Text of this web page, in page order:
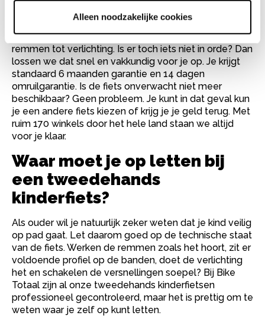
Alleen noodzakelijke cookies
Bij Bike Totaal koop je een tweedehands kinderfiets
zonder zorgen. Elke kinderfiets is grondig nagekeken
en perfect afgesteld door onze vakmensen, van
remmen tot verlichting. Is er toch iets niet in orde? Dan
lossen we dat snel en vakkundig voor je op. Je krijgt
standaard 6 maanden garantie en 14 dagen
omruilgarantie. Is de fiets onverwacht niet meer
beschikbaar? Geen probleem. Je kunt in dat geval kun
je een andere fiets kiezen of krijg je je geld terug. Met
ruim 170 winkels door het hele land staan we altijd
voor je klaar.
Waar moet je op letten bij
een tweedehands
kinderfiets?
Als ouder wil je natuurlijk zeker weten dat je kind veilig
op pad gaat. Let daarom goed op de technische staat
van de fiets. Werken de remmen zoals het hoort, zit er
voldoende profiel op de banden, doet de verlichting
het en schakelen de versnellingen soepel? Bij Bike
Totaal zijn al onze tweedehands kinderfietsen
professioneel gecontroleerd, maar het is prettig om te
weten waar je zelf op kunt letten.